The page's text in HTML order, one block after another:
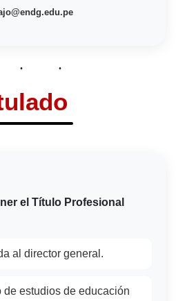
el Título Profesional
al director general.
de estudios de educación